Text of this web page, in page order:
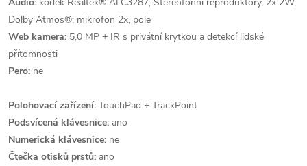
Dolby Atmos®; mikrofon 2x, pole
Web kamera: 5,0 MP + IR s privátní krytkou a detekcí lidské
přítomnosti
Pero: ne
Polohovací zařízení: TouchPad + TrackPoint
Podsvícená klávesnice: ano
Numerická klávesnice: ne
Čtečka otisků prstů: ano